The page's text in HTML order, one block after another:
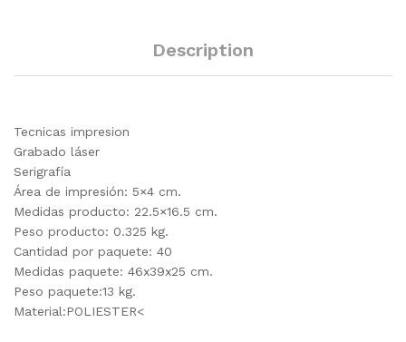
Description
Tecnicas impresion
Grabado láser
Serigrafía
Área de impresión: 5×4 cm.
Medidas producto: 22.5×16.5 cm.
Peso producto: 0.325 kg.
Cantidad por paquete: 40
Medidas paquete: 46x39x25 cm.
Peso paquete:13 kg.
Material:POLIESTER<